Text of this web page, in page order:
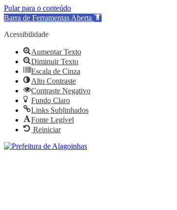
Pular para o conteúdo
Barra de Ferramentas Aberta
Acessibilidade
Aumentar Texto
Diminuir Texto
Escala de Cinza
Alto Contraste
Contraste Negativo
Fundo Claro
Links Sublinhados
Fonte Legível
Reiniciar